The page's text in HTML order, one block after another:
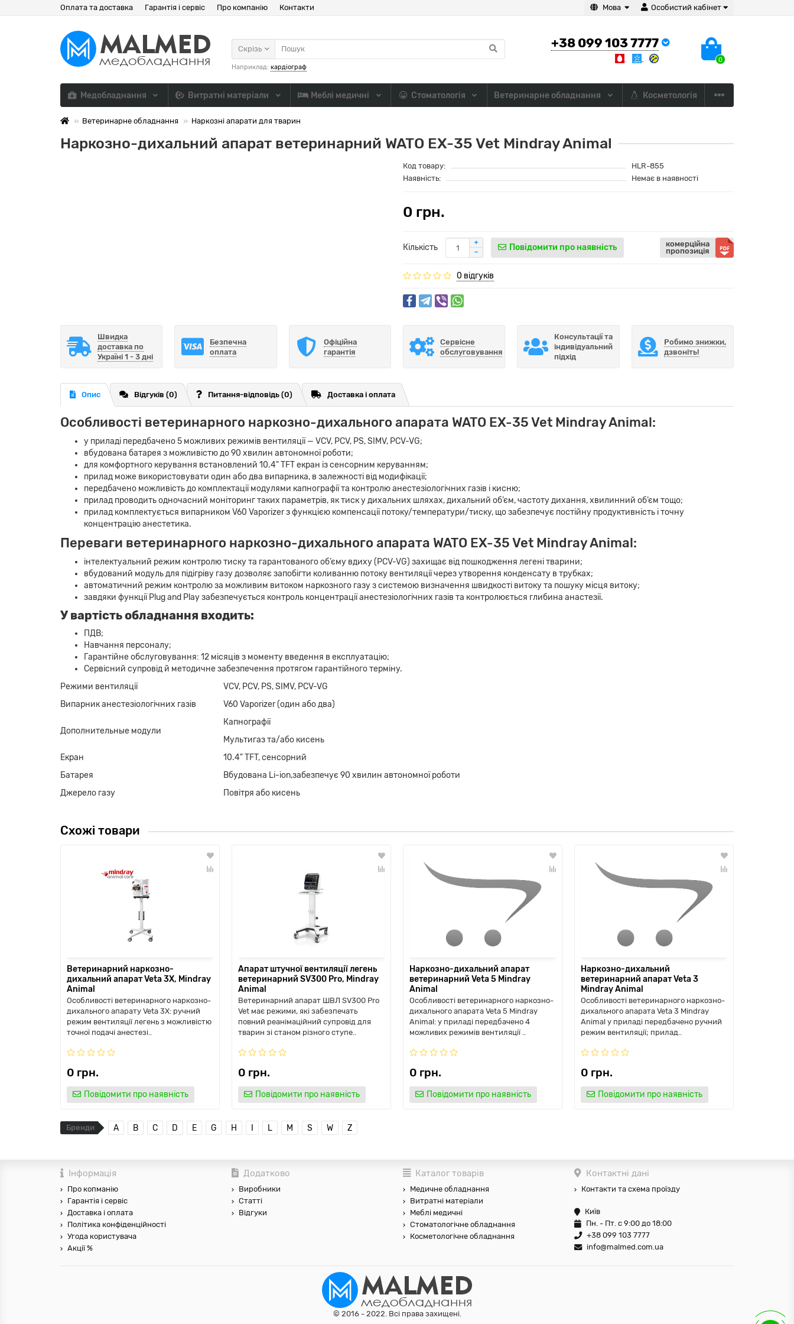
Особистий кабінет
Мова
Оплата та доставка Гарантія і сервіс Про компанію Контакти
+38 099 103 7777
0
Скрізь
Наприклад: кардіограф
Медобладнання Витратні матеріали Меблі медичні Стоматологія Ветеринарне обладнання Косметологія
Ветеринарне обладнання Наркозні апарати для тварин
Наркозно-дихальний апарат ветеринарний WATO EX-35 Vet Mindray Animal
Код товару:
HLR-855
Наявність:
Немає в наявності
0 грн.
Кількість Повідомити про наявність
комерційна
пропозиція
0 відгуків
Швидка
доставка по
Україні 1 - 3 дні
Безпечна
оплата
Офіційна
гарантія
Сервісне
обслуговування
Консультації та
індивідуальний
підхід
Робимо знижки,
дзвоніть!
Опис Відгуків (0) Питання-відповідь (0) Доставка і оплата
Особливості ветеринарного наркозно-дихального апарата WATO EX-35 Vet Mindray Animal:
у приладі передбачено 5 можливих режимів вентиляції— VCV, PCV, PS, SIMV, PCV-VG;
вбудована батарея з можливістю до 90 хвилин автономної роботи;
для комфортного керування встановлений 10.4" TFT екран із сенсорним керуванням;
прилад може використовувати один або два випарника, в залежності від модифікації;
передбачено можливість до комплектації модулями капнографії та контролю анестезіологічних газів і кисню;
прилад проводить одночасний моніторинг таких параметрів, як тиск у дихальних шляхах, дихальний об’єм, частоту дихання, хвилинний об’єм тощо;
прилад комплектується випарником V60 Vaporizer з функцією компенсації потоку/температури/тиску, що забезпечує постійну продуктивність і точну
концентрацію анестетика.
Переваги ветеринарного наркозно-дихального апарата WATO EX-35 Vet Mindray Animal:
інтелектуальний режим контролю тиску та гарантованого об’єму вдиху (PCV-VG) захищає від пошкодження легені тварини;
вбудований модуль для підігріву газу дозволяє запобігти коливанню потоку вентиляції через утворення конденсату в трубках;
автоматичний режим контролю за можливим витоком наркозного газу з системою визначення швидкості витоку та пошуку місця витоку;
завдяки функції Plug and Play забезпечується контроль концентрації анестезіологічних газів та контролюється глибина анастезії.
У вартість обладнання входить:
ПДВ;
Навчання персоналу;
Гарантійне обслуговування: 12 місяців з моменту введення в експлуатацію;
Сервісний супровід й методичне забезпечення протягом гарантійного терміну.
Режими вентиляції
VCV, PCV, PS, SIMV, PCV-VG
Випарник анестезіологічних газів
V60 Vaporizer (один або два)
Дополнительные модули
Капнографії
Мультигаз та/або кисень
Екран
10.4" TFT, сенсорний
Батарея
Вбудована Li-ion,забезпечує 90 хвилин автономної роботи
Джерело газу
Повітря або кисень
Схожі товари
Ветеринарний наркозно-
дихальний апарат Veta 3X, Mindray
Animal
Особливості ветеринарного наркозно-
дихального апарату Veta 3X: ручний
режим вентиляції легень з можливістю
точної подачі анестезі..
0 грн.
Повідомити про наявність
Апарат штучної вентиляції легень
ветеринарний SV300 Pro, Mindray
Animal
Ветеринарний апарат ШВЛ SV300 Pro
Vet має режими, які забезпечать
повний реанімаційний супровід для
тварин зі станом різного ступе..
0 грн.
Повідомити про наявність
Наркозно-дихальний апарат
ветеринарний Veta 5 Mindray
Animal
Особливості ветеринарного наркозно-
дихального апарата Veta 5 Mindray
Animal: у приладі передбачено 4
можливих режимів вентиляції ..
0 грн.
Повідомити про наявність
Наркозно-дихальний
ветеринарний апарат Veta 3
Mindray Animal
Особливості ветеринарного наркозно-
дихального апарата Veta 3 Mindray
Animal у приладі передбачено ручний
режим вентиляції; прилад..
0 грн.
Повідомити про наявність
Бренди A B C D E G H L M S W Z
Інформація
Про копманію
Гарантія і сервіс
Доставка і оплата
Політика конфіденційності
Угода користувача
Акції %
Додатково
Виробники
Статті
Відгуки
Каталог товарів
Медичне обладнання
Витратні матеріали
Меблі медичні
Стоматологічне обладнання
Косметологічне обладнання
Контактні дані
Контакти та схема проїзду
Київ
Пн. - Пт. с 9:00 до 18:00
+38 099 103 7777
info@malmed.com.ua
© 2016 - 2022. Всі права захищені.